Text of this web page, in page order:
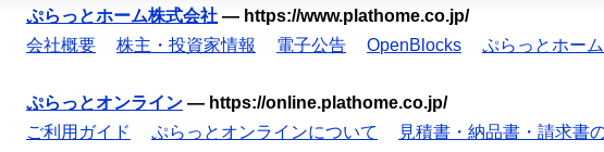
ぷらっとホーム株式会社 — https://www.plathome.co.jp/
会社概要
株主・投資家情報 電子公告 OpenBlocks ぷらっとホー
ぷらっとオンライン — https://online.plathome.co.jp/
ご利用ガイド
ぷらっとオンラインについて 見積書・納品書・請求書